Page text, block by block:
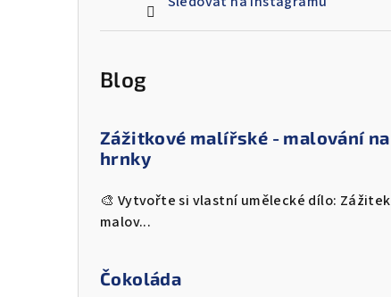
Blog
Zážitkové malířské - malování na
hrnky
🎨 Vytvořte si vlastní umělecké dílo: Zážitek
malov...
Čokoláda